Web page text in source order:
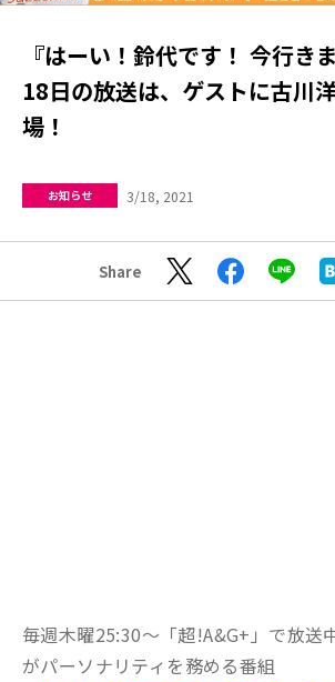
『はーい！鈴代です！ 今行き
18日の放送は、ゲストに古川
場！
お知らせ 3/18, 2021
Share
毎週木曜25:30～「超!A&G+」で放送
がパーソナリティを務める番組